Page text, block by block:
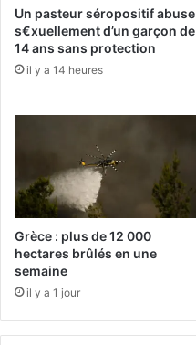
Un pasteur séropositif abuse
s€xuellement d’un garçon de
14 ans sans protection
il y a 14 heures
Grèce : plus de 12 000
hectares brûlés en une
semaine
il y a 1 jour